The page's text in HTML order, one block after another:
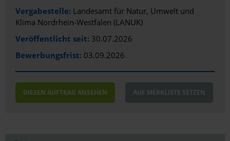
Vergabestelle: Landesamt für Natur, Umwelt und
Klima Nordrhein-Westfalen (LANUK)
Veröffentlicht seit: 30.07.2026
Bewerbungsfrist: 03.09.2026
DIESEN AUFTRAG ANSEHEN AUF MERKLISTE SETZEN